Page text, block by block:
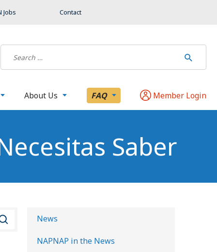
Jobs Contact
About Us FAQ Member Login
Saber
News
NAPNAP in the News